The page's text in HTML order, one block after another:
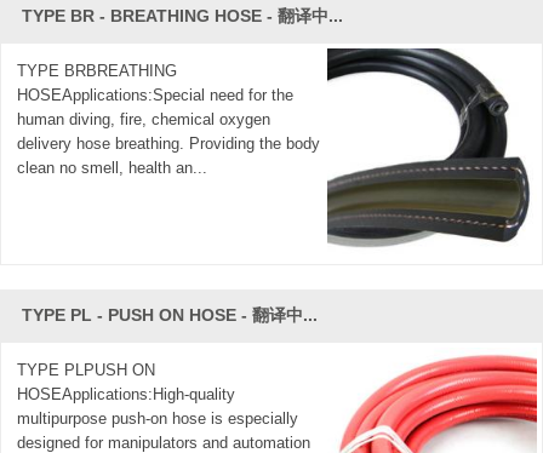
Cada pieza de los mejores productos de Tech Control se
alta precisión diseñada para cumplir con los estándares
sanitarios y los requisitos de seguridad de clase mundial.
Además, las excelentes características metalúrgicas y las
rígidas dimensiones son favorecidas por todos los
ingenieros de tuberías. Tech Control, ofrece una línea
completa de productos estándar y especializados, para que
los procesadores tengan diferentes tipos de opciones, los
estilos de conexión incluyen Butt Weld, Expanding y Hose
pedido.
CJan prioriza 'Alto valor en precio, tiempo de producción
eficiente y excelentes servicios posventa' como nuestro
principio. Bienvenido a contactarnos
TYPE BR - BREATHING HOSE - 翻译中...
TYPE BRBREATHING
HOSEApplications:Special need for the
human diving, fire, chemical oxygen
delivery hose breathing. Providing the body
clean no smell, health an...
TYPE PL - PUSH ON HOSE - 翻译中...
TYPE PLPUSH ON
HOSEApplications:High-quality
multipurpose push-on hose is especially
designed for manipulators and automation